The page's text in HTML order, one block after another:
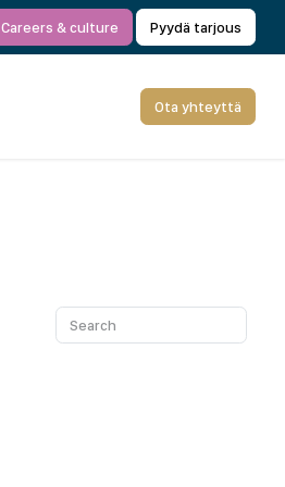
Careers & culture Pyydä tarjous
Ota yhteyttä